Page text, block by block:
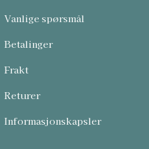
Vanlige spørsmål
Betalinger
Frakt
Returer
Informasjonskapsler